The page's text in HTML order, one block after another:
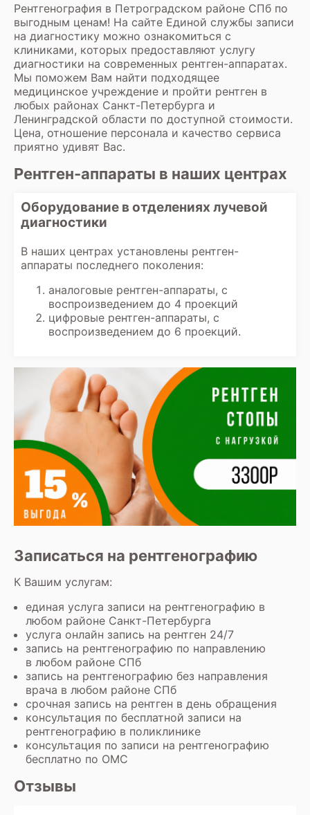
Рентгенография в Петроградском районе СПб по
выгодным ценам! На сайте Единой службы записи
на диагностику можно ознакомиться с
клиниками, которых предоставляют услугу
диагностики на современных рентген-аппаратах.
Мы поможем Вам найти подходящее
медицинское учреждение и пройти рентген в
любых районах Санкт-Петербурга и
Ленинградской области по доступной стоимости.
Цена, отношение персонала и качество сервиса
приятно удивят Вас.
Рентген-аппараты в наших центрах
Оборудование в отделениях лучевой
диагностики
В наших центрах установлены рентген-
аппараты последнего поколения:
аналоговые рентген-аппараты, с
воспроизведением до 4 проекций
цифровые рентген-аппараты, с
воспроизведением до 6 проекций.
Записаться на рентгенографию
К Вашим услугам:
единая услуга записи на рентгенографию в
любом районе Санкт-Петербурга
услуга онлайн запись на рентген 24/7
запись на рентгенографию по направлению
в любом районе СПб
запись на рентгенографию без направления
врача в любом районе СПб
срочная запись на рентген в день обращения
консультация по бесплатной записи на
рентгенографию в поликлинике
консультация по записи на рентгенографию
бесплатно по ОМС
Отзывы